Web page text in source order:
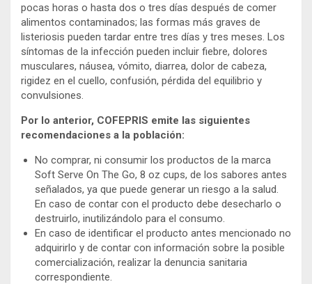
pocas horas o hasta dos o tres días después de comer
alimentos contaminados; las formas más graves de
listeriosis pueden tardar entre tres días y tres meses. Los
síntomas de la infección pueden incluir fiebre, dolores
musculares, náusea, vómito, diarrea, dolor de cabeza,
rigidez en el cuello, confusión, pérdida del equilibrio y
convulsiones.
Por lo anterior, COFEPRIS emite las siguientes
recomendaciones a la población:
No comprar, ni consumir los productos de la marca
Soft Serve On The Go, 8 oz cups, de los sabores antes
señalados, ya que puede generar un riesgo a la salud.
En caso de contar con el producto debe desecharlo o
destruirlo, inutilizándolo para el consumo.
En caso de identificar el producto antes mencionado no
adquirirlo y de contar con información sobre la posible
comercialización, realizar la denuncia sanitaria
correspondiente.